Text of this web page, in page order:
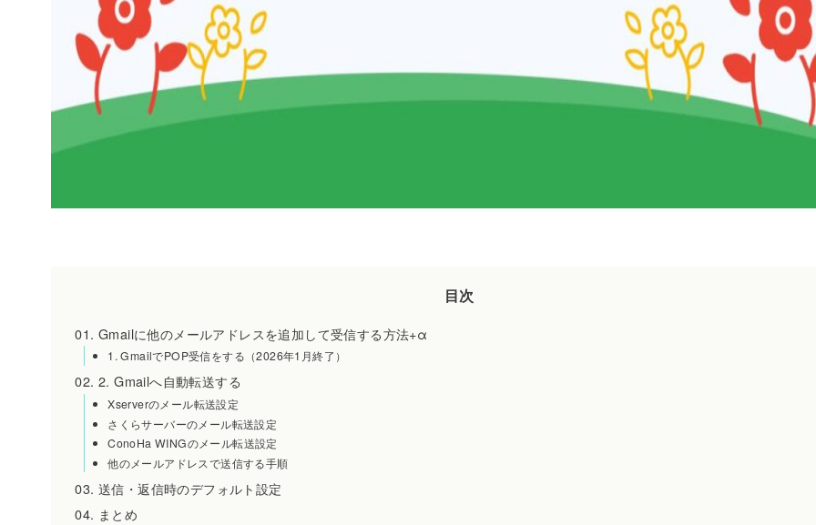
目次
Gmailに他のメールアドレスを追加して受信する方法+α
1. GmailでPOP受信をする（2026年1月終了）
2. Gmailへ自動転送する
Xserverのメール転送設定
さくらサーバーのメール転送設定
ConoHa WINGのメール転送設定
他のメールアドレスで送信する手順
送信・返信時のデフォルト設定
まとめ